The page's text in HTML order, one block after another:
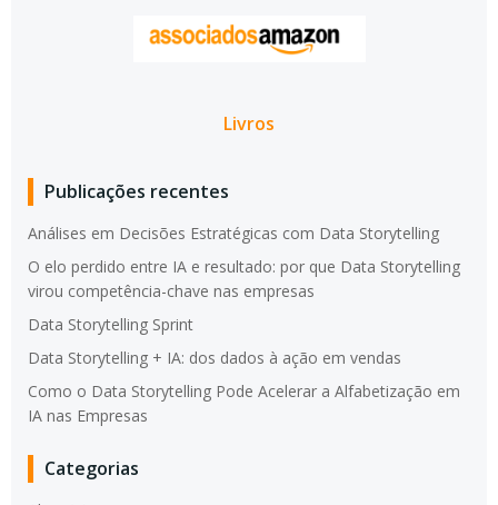
Livros
Publicações recentes
Análises em Decisões Estratégicas com Data Storytelling
O elo perdido entre IA e resultado: por que Data Storytelling
virou competência-chave nas empresas
Data Storytelling Sprint
Data Storytelling + IA: dos dados à ação em vendas
Como o Data Storytelling Pode Acelerar a Alfabetização em
IA nas Empresas
Categorias